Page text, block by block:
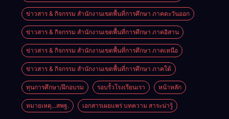
ข่าวสาร & กิจกรรม สำนักงานเขตพื้นที่การศึกษา ภาคตะวันออก
ข่าวสาร & กิจกรรม สำนักงานเขตพื้นที่การศึกษา ภาคอิสาน
ข่าวสาร & กิจกรรม สำนักงานเขตพื้นที่การศึกษา ภาคเหนือ
ข่าวสาร & กิจกรรม สำนักงานเขตพื้นที่การศึกษา ภาคใต้
ทุนการศึกษา/ฝึกอบรม รอบรั้วโรงเรียนเรา หน้าหลัก
หมายเหตุ...สพฐ. เอกสารเผยแพร่ บทความ สาระน่ารู้